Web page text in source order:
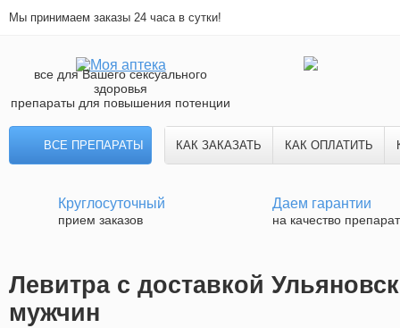
Мы принимаем заказы 24 часа в сутки!
все для Вашего сексуального
здоровья
препараты для повышения потенции
ВСЕ ПРЕПАРАТЫ КАК ЗАКАЗАТЬ КАК ОПЛАТИТЬ
Круглосуточный
прием заказов
Даем гарантии
на качество
Левитра с доставкой
мужчин